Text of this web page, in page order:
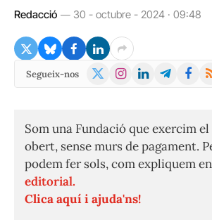
Redacció 30 - octubre - 2024 · 09:48
Segueix-nos
X
Instagram
LinkedInTelegram
Som una Fundació que exercim
obert, sense murs de pagament.
podem fer sols, com expliquem en
editorial.
Clica aquí i ajuda'ns!